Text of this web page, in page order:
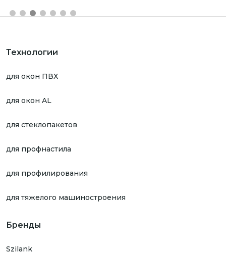
Технологии
для окон ПВХ
для окон AL
для стеклопакетов
для профнастила
для профилирования
для тяжелого машиностроения
Бренды
Szilank